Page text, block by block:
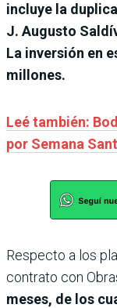
incluye la
J. Augusto
La inversión en
millones.
Leé también:
por Semana
Respecto a los
contrato con
meses, de los